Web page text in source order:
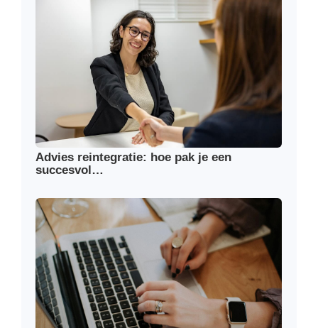
Advies reintegratie: hoe pak je een
succesvol…